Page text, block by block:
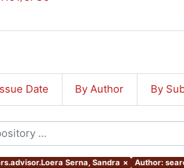
Date By Author By
Serna, Sandra × Author: